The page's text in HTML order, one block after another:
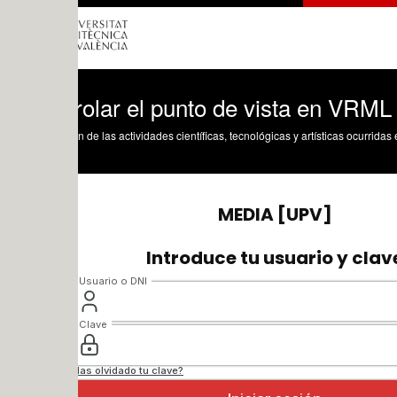
el punto de vista en VRML
de las actividades científicas, tecnológicas y artísticas ocurridas en los tres